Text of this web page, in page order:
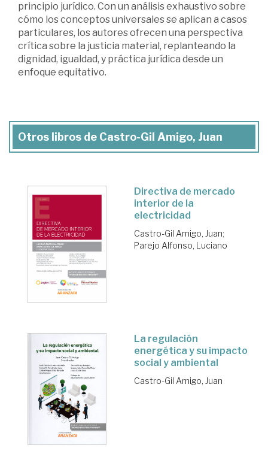
principio jurídico. Con un análisis exhaustivo sobre
cómo los conceptos universales se aplican a casos
particulares, los autores ofrecen una perspectiva
crítica sobre la justicia material, replanteando la
dignidad, igualdad, y práctica jurídica desde un
enfoque equitativo.
Otros libros de Castro-Gil Amigo, Juan
Directiva de mercado
interior de la
electricidad
Castro-Gil Amigo, Juan;
Parejo Alfonso, Luciano
La regulación
energética y su impacto
social y ambiental
Castro-Gil Amigo, Juan